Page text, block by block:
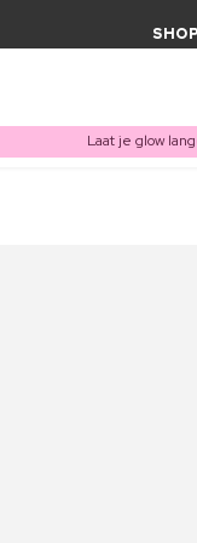
Laat je glow